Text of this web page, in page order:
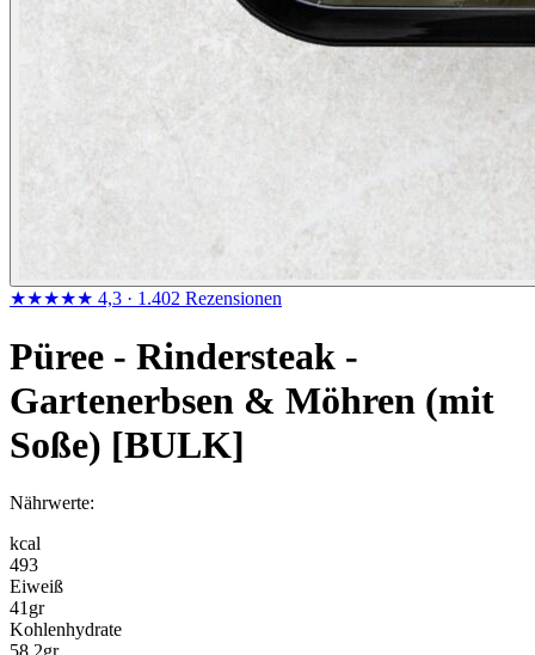
★★★★★ 4,3 · 1.402 Rezensionen
Püree - Rindersteak -
Gartenerbsen & Möhren (mit
Soße) [BULK]
Nährwerte:
kcal
493
Eiweiß
41 gr
Kohlenhydrate